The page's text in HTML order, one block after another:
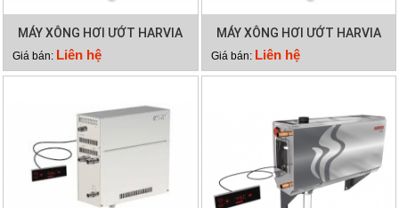
MÁY XÔNG HƠI ƯỚT HARVIA
HGD90
Giá bán: Liên hệ
MÁY XÔNG HƠI ƯỚT HARVIA
HGD60
Giá bán: Liên hệ